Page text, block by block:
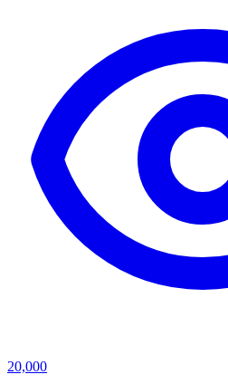
20,000